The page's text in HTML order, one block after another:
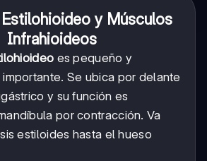
y Músculos
Infrahioideos
es pequeño y
Se ubica por delante
y su función es
por contracción. Va
estiloides hasta el hueso